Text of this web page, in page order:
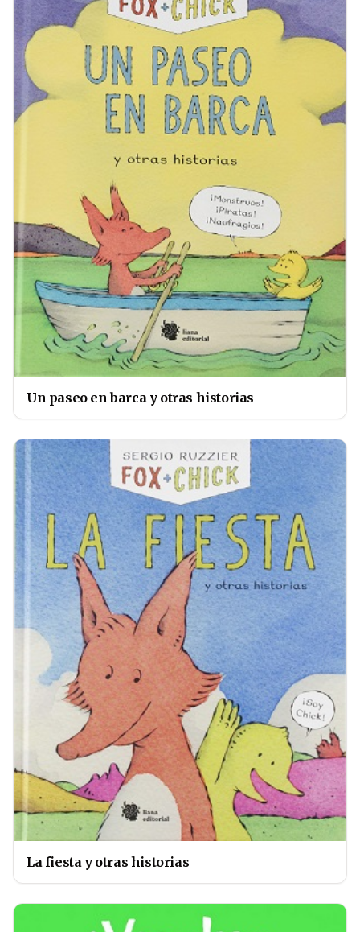
Un paseo en barca y otras historias
La fiesta y otras historias